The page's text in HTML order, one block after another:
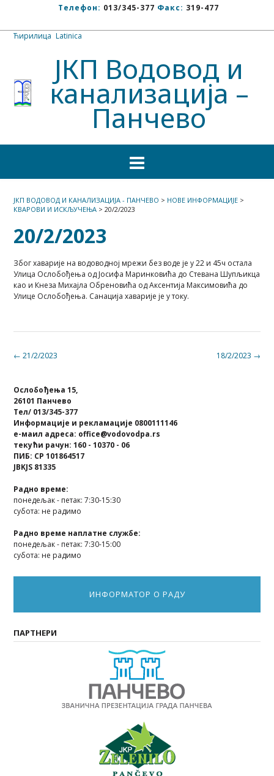
Телефон: 013/345-377 Факс: 319-477
Ћирилица Latinica
ЈКП Водовод и
канализација –
Панчево
ЈКП ВОДОВОД И КАНАЛИЗАЦИЈА - ПАНЧЕВО > НОВЕ ИНФОРМАЦИЈЕ >
КВАРОВИ И ИСКЉУЧЕЊА > 20/2/2023
20/2/2023
Због хаварије на водоводној мрежи без воде је у 22 и 45ч остала
Улица Ослобођења од Јосифа Маринковића до Стевана Шупљикца
као и Кнеза Михајла Обреновића од Аксентија Максимовића до
Улице Ослобођења. Санација хаварије је у току.
Post 18/2/2023 →
← 21/2/2023
Ослобођења 15,
26101 Панчево
Тел/ 013/345-377
Информације и рекламације 0800111146
е-маил адреса: office@vodovodpa.rs
текући рачун: 160 - 10370 - 06
ПИБ: СР 101864517
JBKJS 81335
Радно време:
понедељак - петак: 7:30-15:30
субота: не радимо
Радно време наплатне службе:
понедељак - петак: 7:30-15:00
субота: не радимо
ИНФОРМАТОР О РАДУ
ПАРТНЕРИ